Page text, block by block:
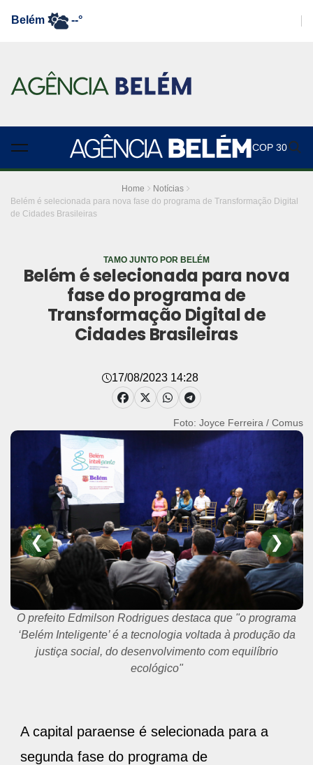
Belém --°
COP 30
Home
Notícias
Belém é selecionada para nova fase do programa de Transformação Digital
de Cidades Brasileiras
TAMO JUNTO POR BELÉM
Belém é selecionada para nova
fase do programa de
Transformação Digital de
Cidades Brasileiras
17/08/2023 14:28
Foto: Joyce Ferreira / Comus
❮ ❯
O prefeito Edmilson Rodrigues destaca que "o programa
‘Belém Inteligente’ é a tecnologia voltada à produção da
justiça social, do desenvolvimento com equilíbrio
ecológico"
A capital paraense é selecionada para a
segunda fase do programa de